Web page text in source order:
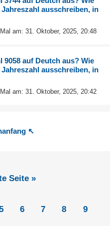
ausschreiben, in
am: 31. Oktober, 2025, 20:48
auf Deutch aus? Wie
ausschreiben, in
am: 31. Oktober, 2025, 20:42
↖
Seite »
6 7 8 9